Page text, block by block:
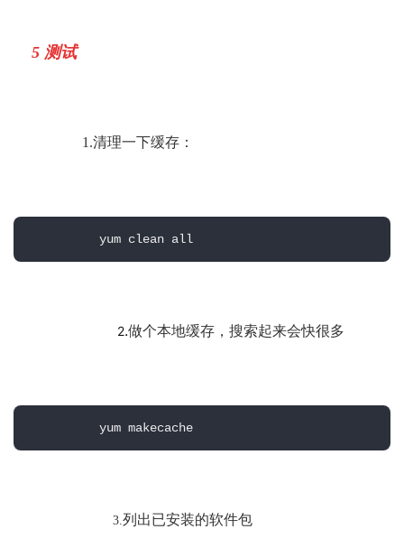
5 测试
1.清理一下缓存：
          yum clean all
2.做个本地缓存，搜索起来会快很多
          yum makecache
3.列出已安装的软件包